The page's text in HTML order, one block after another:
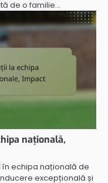
de o familie…
națională,
în echipa națională de
excepțională și